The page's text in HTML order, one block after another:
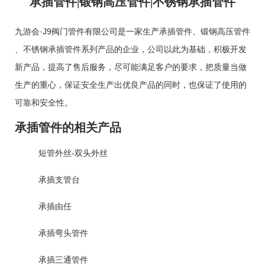
九游会·J9阀门管件有限公司是一家生产承插管件
锻钢高压管件
不锈钢承插管件系列产品的企业，公司以此为基础，积极开发
新产品，提高了售后服务，尽可能满足客户的要求，把质量当做
生产的重心，保证安全生产出优良产品的同时，也保证了使用的
可靠和安全性。
承插管件的相关产品
短管外丝-双头外丝
承插支管台
承插由任
承插弯头管件
承插三通管件